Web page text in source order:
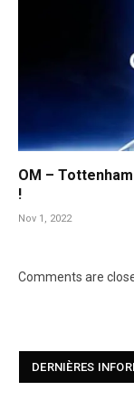
OM –
!
Nov 1, 2022
Comments are
DERNIÈRES